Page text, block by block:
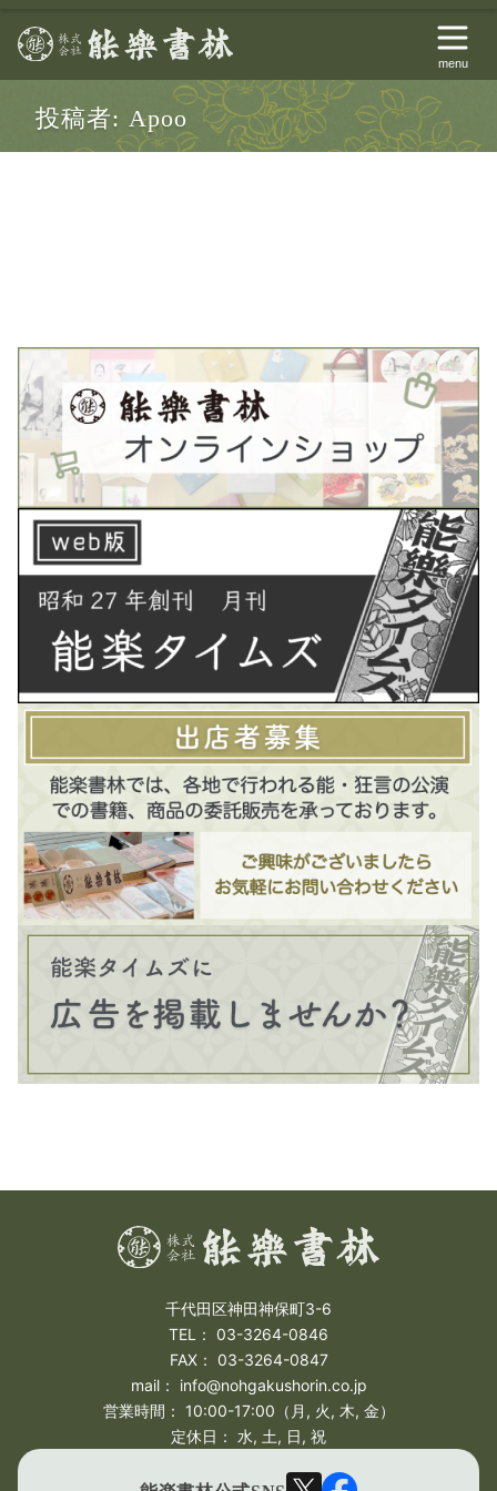
menu
投稿者: Apoo
千代田区神田神保町3-6
TEL： 03-3264-0846
FAX： 03-3264-0847
mail： info@nohgakushorin.co.jp
営業時間： 10:00-17:00（月, 火, 木, 金）
定休日： 水, 土, 日, 祝
TwitterFacebook